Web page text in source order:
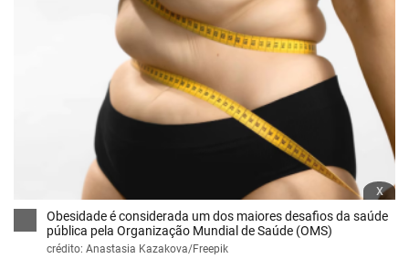
x
Obesidade é considerada um dos maiores desafios da saúde
pública pela Organização Mundial de Saúde (OMS)
crédito: Anastasia Kazakova/Freepik